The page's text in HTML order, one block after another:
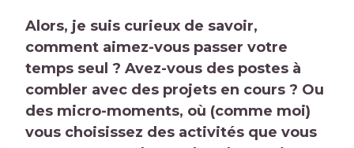
Alors, je suis curieux de savoir,
comment aimez-vous passer votre
temps seul ? Avez-vous des postes à
combler avec des projets en cours ? Ou
des micro-moments, où (comme moi)
vous choisissez des activités que vous